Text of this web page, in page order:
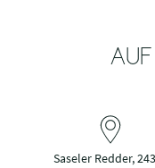
Saseler Redder,